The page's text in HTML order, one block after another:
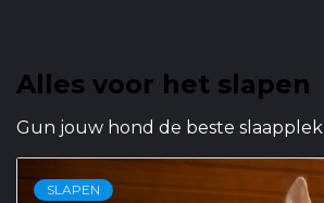
Alles voor het slapen
Gun jouw hond de beste slaapplek
SLAPEN